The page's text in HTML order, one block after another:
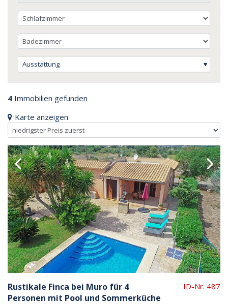
Ausstattung
4 Immobilien gefunden
Karte anzeigen
Rustikale Finca bei Muro für 4
Personen mit Pool und Sommerküche
ID-Nr. 487